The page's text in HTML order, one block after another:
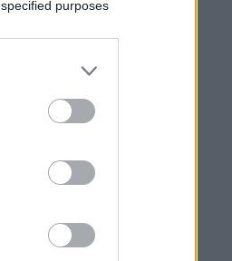
purposes
Távozik a TV2-től Andor Éva
közmédiában
Nagyon úgy fest, hogy még
augusztus 20-án se lesznek
Mit nézhetünk a TV2-n 2026
őszén?